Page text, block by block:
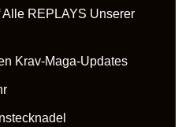
REPLAYS Unserer
Krav-Maga-Updates